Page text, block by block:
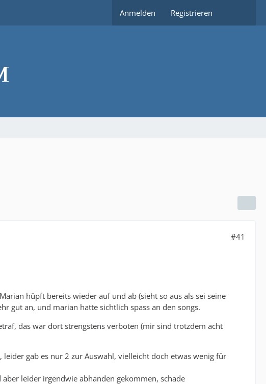
Anmelden Registrieren
#41
hüpft bereits wieder auf und ab (sieht so aus als sei seine
gut an, und marian hatte sichtlich spass an den songs.
das war dort strengstens verboten (mir sind trotzdem acht
gab es nur 2 zur Auswahl, vielleicht doch etwas wenig für
leider irgendwie abhanden gekommen, schade